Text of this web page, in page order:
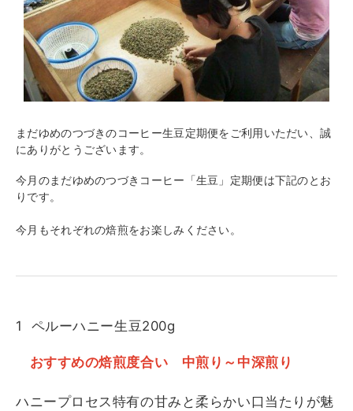
まだゆめのつづきのコーヒー生豆定期便をご利用いただい、誠
にありがとうございます。
今月のまだゆめのつづきコーヒー「生豆」定期便は下記のとお
りです。
今月もそれぞれの焙煎をお楽しみください。
1 ペルーハニー生豆200g
おすすめの焙煎度合い 中煎り～中深煎り
ハニープロセス特有の甘みと柔らかい口当たりが魅